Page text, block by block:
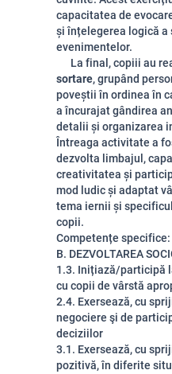
capacitatea de
și înțelegerea logică a
evenimentelor.
La final, copiii au
sortare, grupând
poveștii în ordinea în
a încurajat gândirea
detalii și organizarea
Întreaga activitate a
dezvolta limbajul,
creativitatea și
mod ludic și adaptat
tema iernii și
copii.
Competențe specifice:
B. DEZVOLTAREA
1.3. Inițiază/participă
cu copii de vârstă
2.4. Exersează, cu
negociere şi de
deciziilor
3.1. Exersează, cu
pozitivă, în diferite